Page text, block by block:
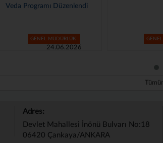
GENEL MÜDÜRLÜK
23.06.2026
Adres:
Devlet Mahallesi İnönü Bulvarı No:18
06420 Çankaya/ANKARA